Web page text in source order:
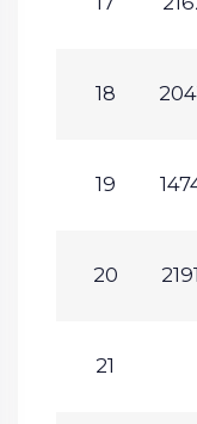
18
19
20
21